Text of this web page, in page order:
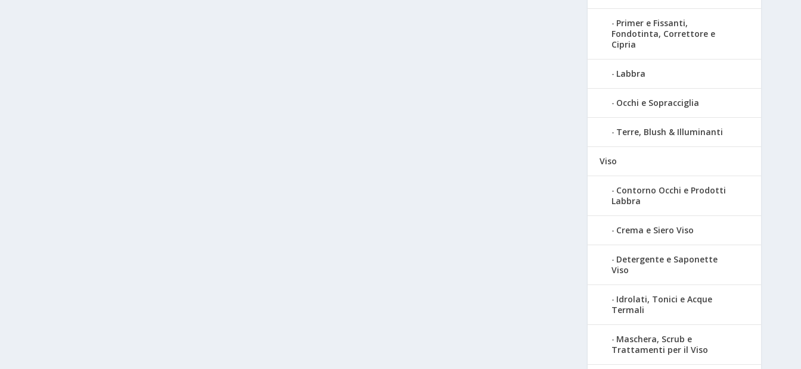
Primer e Fissanti,
Fondotinta, Correttore e
Cipria
Labbra
Occhi e Sopracciglia
Terre, Blush & Illuminanti
Viso
Contorno Occhi e Prodotti
Labbra
Crema e Siero Viso
Detergente e Saponette
Viso
Idrolati, Tonici e Acque
Termali
Maschera, Scrub e
Trattamenti per il Viso